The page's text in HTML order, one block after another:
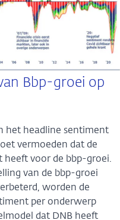
Bbp-groei op
het headline sentiment
vermoeden dat de
heeft voor de bbp-groei.
van de bbp-groei
worden de
per onderwerp
dat DNB heeft